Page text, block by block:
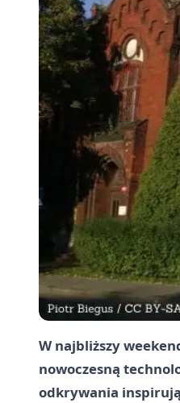
W najbliższy
nowoczesną
odkrywania